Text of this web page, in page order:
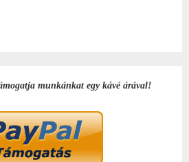
munkánkat egy kávé árával!